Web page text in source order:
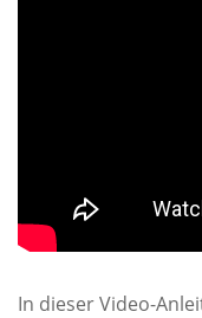
In dieser Video-